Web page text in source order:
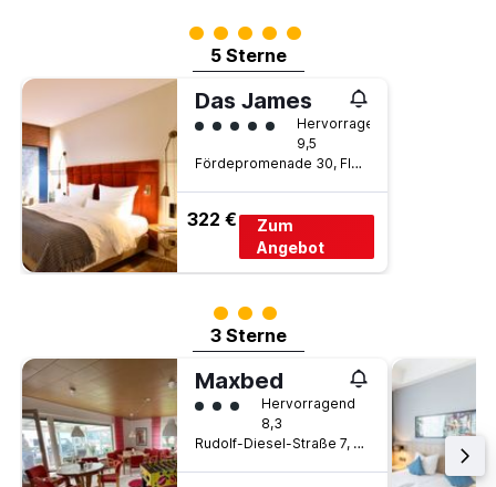
Zimmerpreis
anzeigt
Bewertungskategorie 5
5 Sterne
Das James
Bewertungskategorie 5
Hervorragend
9,5
Fördepromenade 30, Flensburg, Schleswig-Holstein, Deutschland
322 €
Zum
Angebot
Bewertungskategorie 3
3 Sterne
Maxbed
Bewertungskategorie 3
Hervorragend
8,3
Rudolf-Diesel-Straße 7, Flensburg, Schleswig-Holstein, Deutschland